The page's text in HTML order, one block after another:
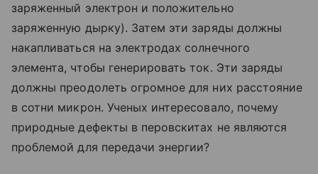
заряженный электрон и положительно
заряженную дырку). Затем эти заряды должны
накапливаться на электродах солнечного
элемента, чтобы генерировать ток. Эти заряды
должны преодолеть огромное для них расстояние
в сотни микрон. Ученых интересовало, почему
природные дефекты в перовскитах не являются
проблемой для передачи энергии?